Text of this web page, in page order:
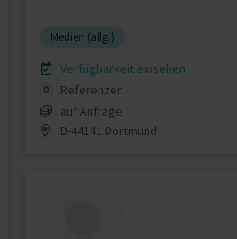
Medien (allg.)
Verfügbarkeit einsehen
0
Referenzen
auf Anfrage
D-44141 Dortmund